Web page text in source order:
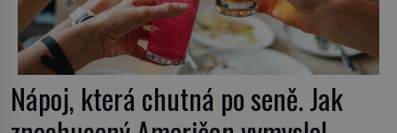
Nápoj, která chutná po seně. Jak